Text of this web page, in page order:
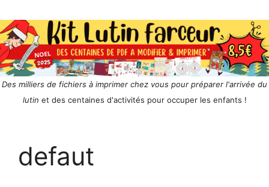
Des milliers de fichiers à imprimer chez vous pour préparer l'arrivée du
lutin et des centaines d'activités pour occuper les enfants !
defaut